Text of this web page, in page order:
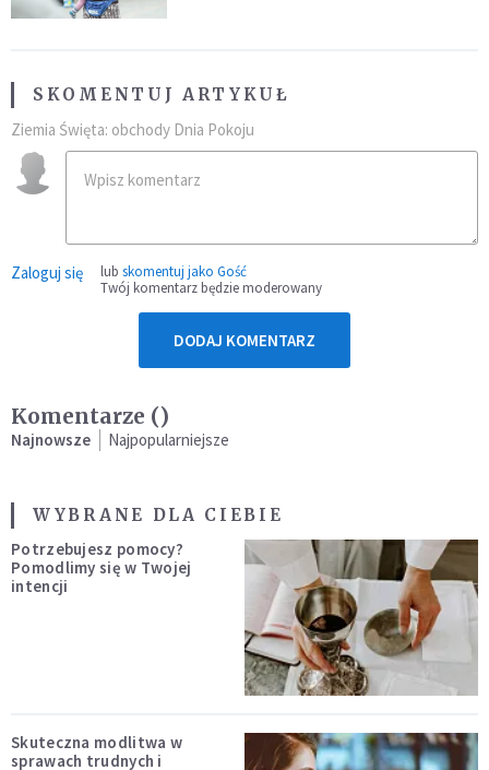
SKOMENTUJ ARTYKUŁ
Ziemia Święta: obchody Dnia Pokoju
Zaloguj się lub skomentuj jako Gość
Twój komentarz będzie moderowany
DODAJ KOMENTARZ
Komentarze ()
Najnowsze Najpopularniejsze
WYBRANE DLA CIEBIE
Potrzebujesz pomocy?
Pomodlimy się w Twojej
intencji
Skuteczna modlitwa w
sprawach trudnych i